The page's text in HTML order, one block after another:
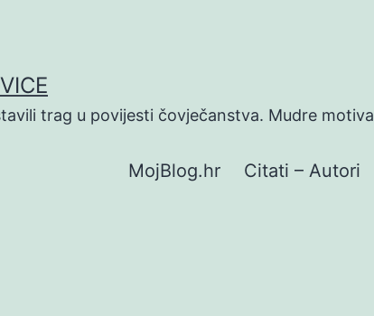
trag u povijesti čovječanstva. Mudre
MojBlog.hr Citati – Autori